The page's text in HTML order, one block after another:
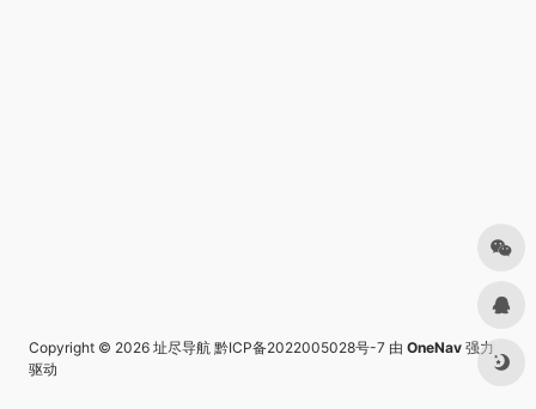
Copyright © 2026 址尽导航 黔ICP备2022005028号-7 由 OneNav 强力
驱动